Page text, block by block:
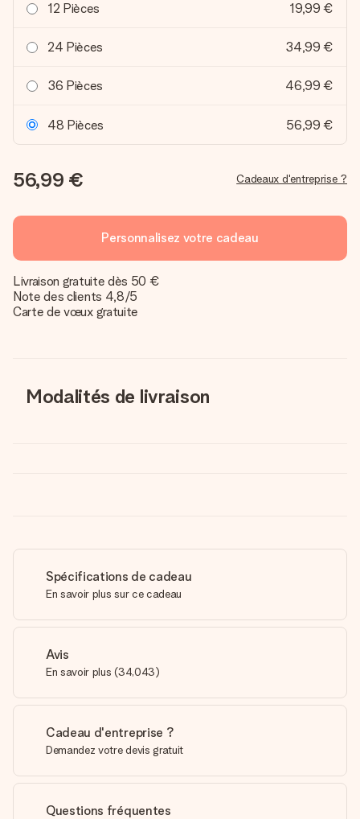
12 Pièces 19,99 €
24 Pièces 34,99 €
36 Pièces 46,99 €
48 Pièces 56,99 €
56,99 € Cadeaux d'entreprise ?
Personnalisez votre cadeau
Livraison gratuite dès 50 €
Note des clients 4,8/5
Carte de vœux gratuite
Modalités de livraison
Spécifications de cadeau
En savoir plus sur ce cadeau
Avis
En savoir plus (34,043)
Cadeau d'entreprise ?
Demandez votre devis gratuit
Questions fréquentes